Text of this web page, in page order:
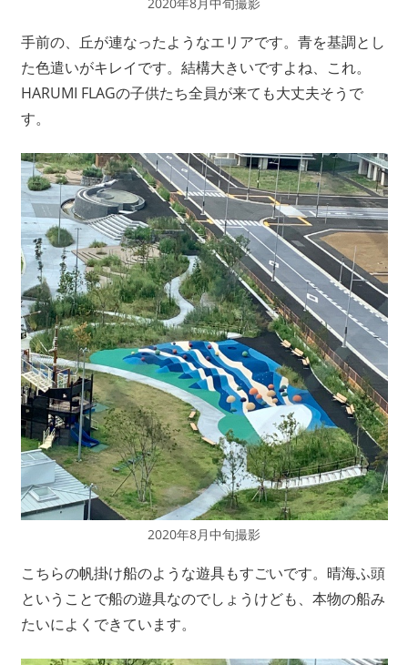
手前の、丘が連なったようなエリアです。青を基調とし
た色遣いがキレイです。結構大きいですよね、これ。
HARUMI FLAGの子供たち全員が来ても大丈夫そうで
す。
2020年8月中旬撮影
こちらの帆掛け船のような遊具もすごいです。晴海ふ頭
ということで船の遊具なのでしょうけども、本物の船み
たいによくできています。